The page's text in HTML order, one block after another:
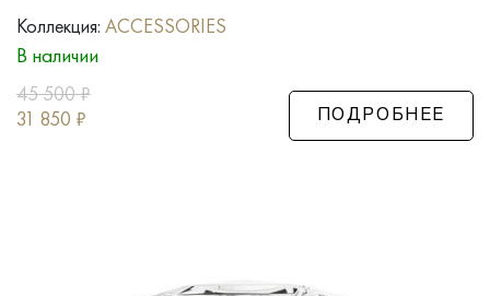
Коллекция: ACCESSORIES
В наличии
45 500₽
31 850 ₽ ПОДРОБНЕЕ